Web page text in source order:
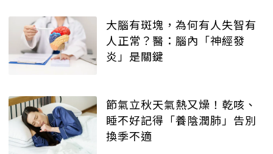
大腦有斑塊，為何有人失智有
人正常？醫：腦內「神經發
炎」是關鍵
節氣立秋天氣熱又燥！乾咳、
睡不好記得「養陰潤肺」告別
換季不適